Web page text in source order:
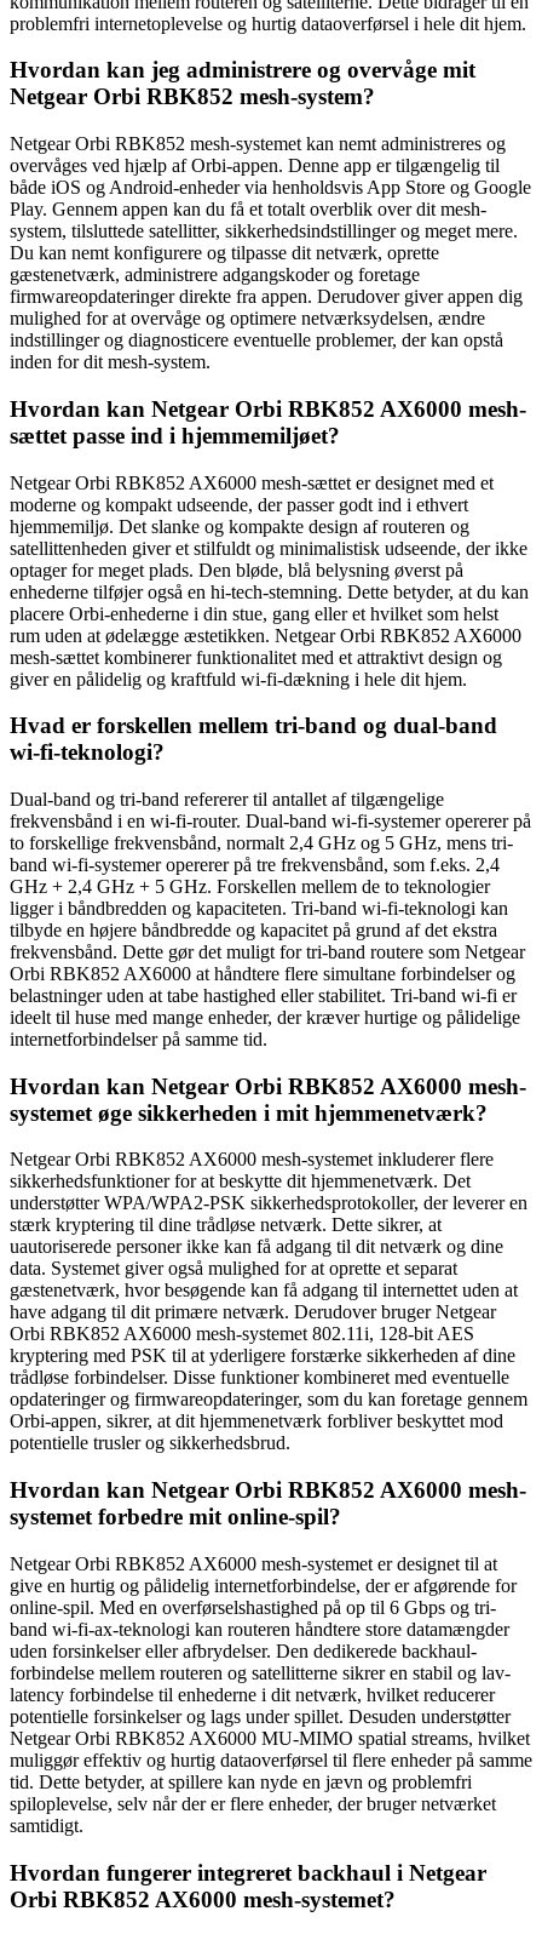
problemfri internetoplevelse og hurtig dataoverførsel i hele dit hjem.
Hvordan kan jeg administrere og overvåge mit
Netgear Orbi RBK852 mesh-system?
Netgear Orbi RBK852 mesh-systemet kan nemt administreres og
overvåges ved hjælp af Orbi-appen. Denne app er tilgængelig til
både iOS og Android-enheder via henholdsvis App Store og Google
Play. Gennem appen kan du få et totalt overblik over dit mesh-
system, tilsluttede satellitter, sikkerhedsindstillinger og meget mere.
Du kan nemt konfigurere og tilpasse dit netværk, oprette
gæstenetværk, administrere adgangskoder og foretage
firmwareopdateringer direkte fra appen. Derudover giver appen dig
mulighed for at overvåge og optimere netværksydelsen, ændre
indstillinger og diagnosticere eventuelle problemer, der kan opstå
inden for dit mesh-system.
Hvordan kan Netgear Orbi RBK852 AX6000 mesh-
sættet passe ind i hjemmemiljøet?
Netgear Orbi RBK852 AX6000 mesh-sættet er designet med et
moderne og kompakt udseende, der passer godt ind i ethvert
hjemmemiljø. Det slanke og kompakte design af routeren og
satellittenheden giver et stilfuldt og minimalistisk udseende, der ikke
optager for meget plads. Den bløde, blå belysning øverst på
enhederne tilføjer også en hi-tech-stemning. Dette betyder, at du kan
placere Orbi-enhederne i din stue, gang eller et hvilket som helst
rum uden at ødelægge æstetikken. Netgear Orbi RBK852 AX6000
mesh-sættet kombinerer funktionalitet med et attraktivt design og
giver en pålidelig og kraftfuld wi-fi-dækning i hele dit hjem.
Hvad er forskellen mellem tri-band og dual-band
wi-fi-teknologi?
Dual-band og tri-band refererer til antallet af tilgængelige
frekvensbånd i en wi-fi-router. Dual-band wi-fi-systemer opererer på
to forskellige frekvensbånd, normalt 2,4 GHz og 5 GHz, mens tri-
band wi-fi-systemer opererer på tre frekvensbånd, som f.eks. 2,4
GHz + 2,4 GHz + 5 GHz. Forskellen mellem de to teknologier
ligger i båndbredden og kapaciteten. Tri-band wi-fi-teknologi kan
tilbyde en højere båndbredde og kapacitet på grund af det ekstra
frekvensbånd. Dette gør det muligt for tri-band routere som Netgear
Orbi RBK852 AX6000 at håndtere flere simultane forbindelser og
belastninger uden at tabe hastighed eller stabilitet. Tri-band wi-fi er
ideelt til huse med mange enheder, der kræver hurtige og pålidelige
internetforbindelser på samme tid.
Hvordan kan Netgear Orbi RBK852 AX6000 mesh-
systemet øge sikkerheden i mit hjemmenetværk?
Netgear Orbi RBK852 AX6000 mesh-systemet inkluderer flere
sikkerhedsfunktioner for at beskytte dit hjemmenetværk. Det
understøtter WPA/WPA2-PSK sikkerhedsprotokoller, der leverer en
stærk kryptering til dine trådløse netværk. Dette sikrer, at
uautoriserede personer ikke kan få adgang til dit netværk og dine
data. Systemet giver også mulighed for at oprette et separat
gæstenetværk, hvor besøgende kan få adgang til internettet uden at
have adgang til dit primære netværk. Derudover bruger Netgear
Orbi RBK852 AX6000 mesh-systemet 802.11i, 128-bit AES
kryptering med PSK til at yderligere forstærke sikkerheden af dine
trådløse forbindelser. Disse funktioner kombineret med eventuelle
opdateringer og firmwareopdateringer, som du kan foretage gennem
Orbi-appen, sikrer, at dit hjemmenetværk forbliver beskyttet mod
potentielle trusler og sikkerhedsbrud.
Hvordan kan Netgear Orbi RBK852 AX6000 mesh-
systemet forbedre mit online-spil?
Netgear Orbi RBK852 AX6000 mesh-systemet er designet til at
give en hurtig og pålidelig internetforbindelse, der er afgørende for
online-spil. Med en overførselshastighed på op til 6 Gbps og tri-
band wi-fi-ax-teknologi kan routeren håndtere store datamængder
uden forsinkelser eller afbrydelser. Den dedikerede backhaul-
forbindelse mellem routeren og satellitterne sikrer en stabil og lav-
latency forbindelse til enhederne i dit netværk, hvilket reducerer
potentielle forsinkelser og lags under spillet. Desuden understøtter
Netgear Orbi RBK852 AX6000 MU-MIMO spatial streams, hvilket
muliggør effektiv og hurtig dataoverførsel til flere enheder på samme
tid. Dette betyder, at spillere kan nyde en jævn og problemfri
spiloplevelse, selv når der er flere enheder, der bruger netværket
samtidigt.
Hvordan fungerer integreret backhaul i Netgear
Orbi RBK852 AX6000 mesh-systemet?